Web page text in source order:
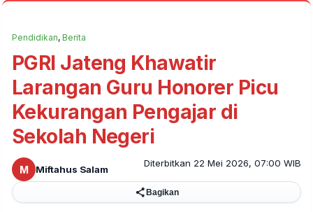
Pendidikan, Berita
PGRI Jateng Khawatir
Larangan Guru Honorer Picu
Kekurangan Pengajar di
Sekolah Negeri
M Miftahus Salam
Diterbitkan 22 Mei 2026, 07:00 WIB
Bagikan